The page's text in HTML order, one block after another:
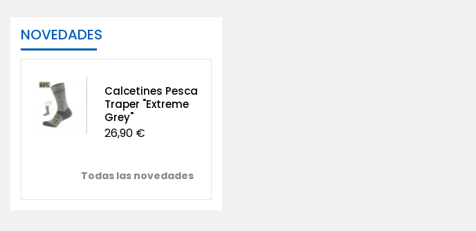
NOVEDADES
Calcetines Pesca
Traper "Extreme
Grey"
26,90 €
Todas las novedades